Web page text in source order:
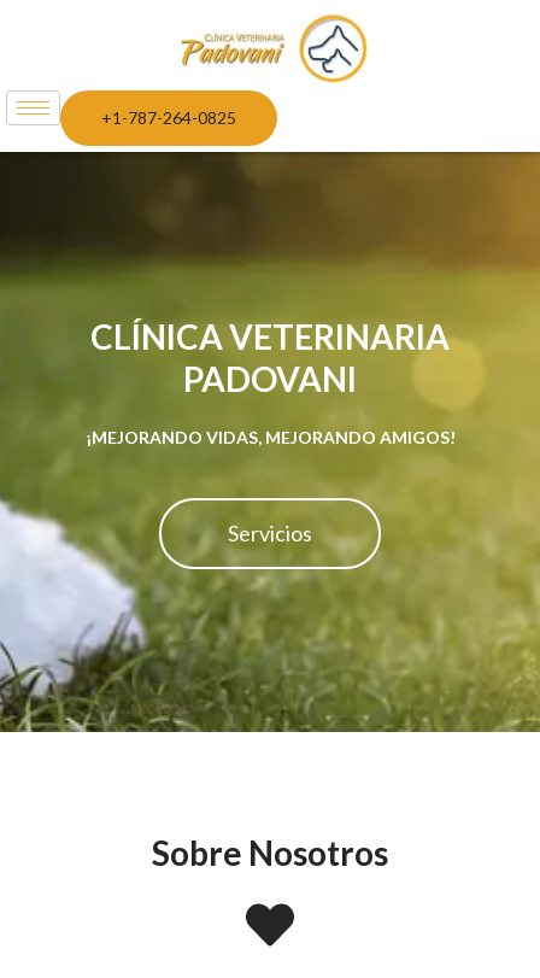
+1-787-264-0825
CLÍNICA VETERINARIA
PADOVANI
¡MEJORANDO VIDAS, MEJORANDO AMIGOS!
Servicios
Sobre Nosotros